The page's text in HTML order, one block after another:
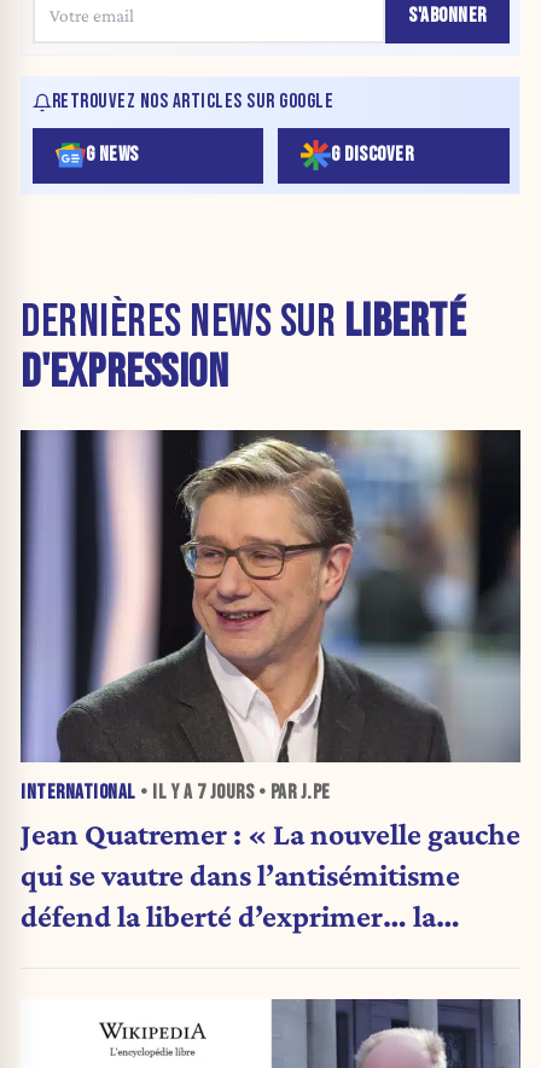
S'ABONNER
RETROUVEZ NOS ARTICLES SUR GOOGLE
G NEWS G DISCOVER
DERNIÈRES NEWS SUR LIBERTÉ
D'EXPRESSION
INTERNATIONAL • IL Y A 7 JOURS• PAR J.PE
Jean Quatremer : « La nouvelle gauche
qui se vautre dans l’antisémitisme
défend la liberté d’exprimer… la